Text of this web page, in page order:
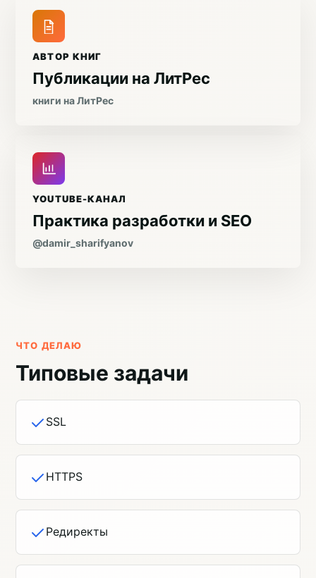
АВТОР КНИГ
Публикации на ЛитРес
книги на ЛитРес
YOUTUBE-КАНАЛ
Практика разработки и SEO
@damir_sharifyanov
ЧТО ДЕЛАЮ
Типовые задачи
SSL
HTTPS
Редиректы